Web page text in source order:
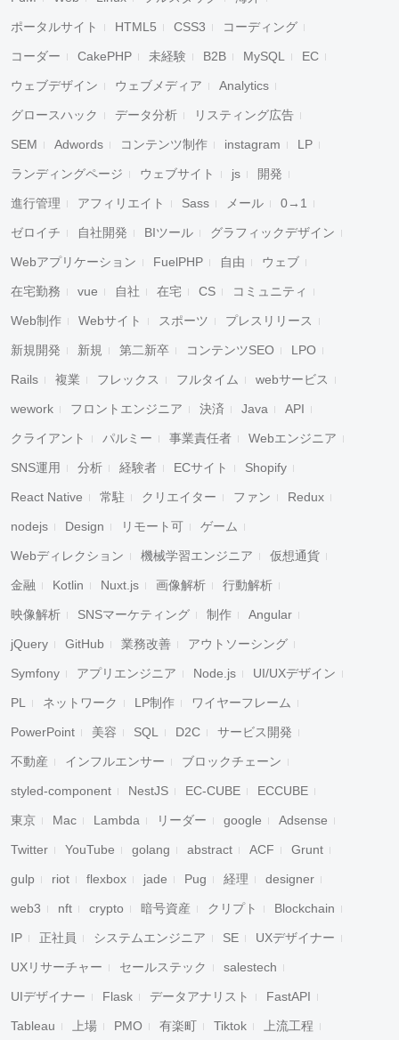
ポータルサイト HTML5 CSS3 コーディング
コーダー CakePHP 未経験 B2B MySQL EC
ウェブデザイン ウェブメディア Analytics
グロースハック データ分析 リスティング広告
SEM Adwords コンテンツ制作 instagram LP
ランディングページ ウェブサイト js 開発
進行管理 アフィリエイト Sass メール 0→1
ゼロイチ 自社開発 BIツール グラフィックデザイン
Webアプリケーション FuelPHP 自由 ウェブ
在宅勤務 vue 自社 在宅 CS コミュニティ
Web制作 Webサイト スポーツ プレスリリース
新規開発 新規 第二新卒 コンテンツSEO LPO
Rails 複業 フレックス フルタイム webサービス
wework フロントエンジニア 決済 Java API
クライアント パルミー 事業責任者 Webエンジニア
SNS運用 分析 経験者 ECサイト Shopify
React Native 常駐 クリエイター ファン Redux
nodejs Design リモート可 ゲーム
Webディレクション 機械学習エンジニア 仮想通貨
金融 Kotlin Nuxt.js 画像解析 行動解析
映像解析 SNSマーケティング 制作 Angular
jQuery GitHub 業務改善 アウトソーシング
Symfony アプリエンジニア Node.js UI/UXデザイン
PL ネットワーク LP制作 ワイヤーフレーム
PowerPoint 美容 SQL D2C サービス開発
不動産 インフルエンサー ブロックチェーン
styled-component NestJS EC-CUBE ECCUBE
東京 Mac Lambda リーダー google Adsense
Twitter YouTube golang abstract ACF Grunt
gulp riot flexbox jade Pug 経理 designer
web3 nft crypto 暗号資産 クリプト Blockchain
IP 正社員 システムエンジニア SE UXデザイナー
UXリサーチャー セールステック salestech
UIデザイナー Flask データアナリスト FastAPI
Tableau 上場 PMO 有楽町 Tiktok 上流工程